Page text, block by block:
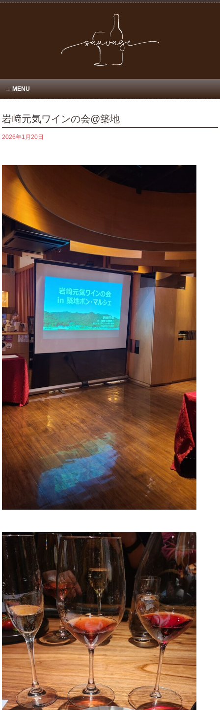
MENU
岩﨑元気ワインの会@築地
2026年1月20日